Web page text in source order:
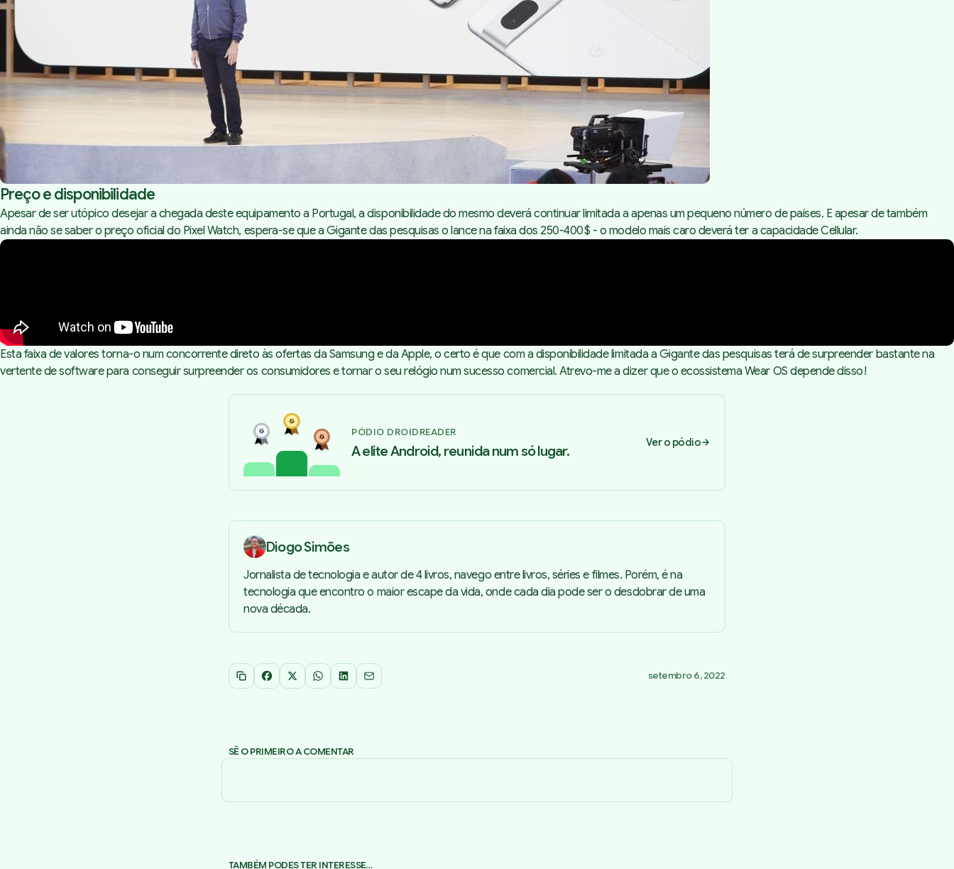
Preço e disponibilidade
Apesar de ser utópico desejar a chegada deste equipamento a Portugal, a disponibilidade do mesmo deverá continuar limitada a apenas um pequeno número de países. E apesar de também
ainda não se saber o preço oficial do Pixel Watch, espera-se que a Gigante das pesquisas o lance na faixa dos 250-400$ - o modelo mais caro deverá ter a capacidade Cellular.
Esta faixa de valores torna-o num concorrente direto às ofertas da Samsung e da Apple, o certo é que com a disponibilidade limitada a Gigante das pesquisas terá de surpreender bastante na
vertente de software para conseguir surpreender os consumidores e tornar o seu relógio num sucesso comercial. Atrevo-me a dizer que o ecossistema Wear OS depende disso!
PÓDIO DROIDREADER
A elite Android, reunida num só lugar. Ver o pódio
Diogo Simões
Jornalista de tecnologia e autor de 4 livros, navego entre livros, séries e filmes. Porém, é na
tecnologia que encontro o maior escape da vida, onde cada dia pode ser o desdobrar de uma
nova década.
Copiar link
Facebook
X WhatsApp
LinkedInEmail setembro 6, 2022
SÊ O PRIMEIRO A COMENTAR
TAMBÉM PODES TER INTERESSE…